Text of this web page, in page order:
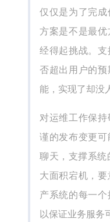
仅仅是为了完
方案是不是最优
经得起挑战。
否超出用户的
能，实现了却没
对运维工作保
谨的发布变更
聊天，支撑系统
大面积宕机，
产系统的每一个
以保证业务服务